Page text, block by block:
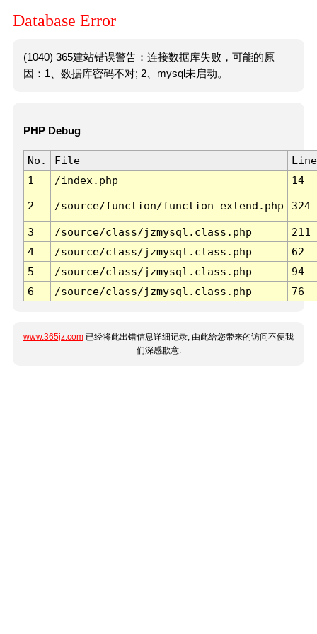
Database Error
(1040) 365建站错误警告：连接数据库失败，可能的原
因：1、数据库密码不对; 2、mysql未启动。
PHP Debug
No. File
Line
1
/index.php 14
2 /source/function/function_extend.php 324
3 /source/class/jzmysql.class.php
211
4
/source/class/jzmysql.class.php
62
5
/source/class/jzmysql.class.php
94
6
/source/class/jzmysql.class.php 76
www.365jz.com 已经将此出错信息详细记录, 由此给您带来的访问不便我
们深感歉意.